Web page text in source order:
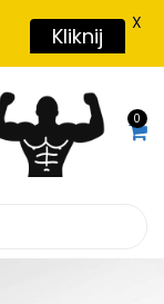
0
Kliknij X